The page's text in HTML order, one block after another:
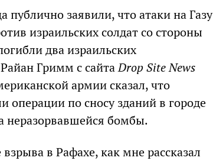
заявили, что атаки на Газу
израильских солдат со стороны
два израильских
Гримм с сайтаDropSiteNews
армии сказал, что
операции по сносу зданий в городе
неразорвавшейся бомбы.
в Рафахе, как мне рассказал